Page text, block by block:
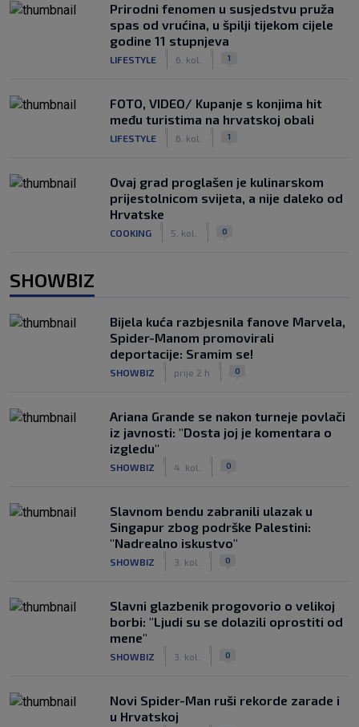
Prirodni fenomen u susjedstvu pruža
spas od vrućina, u špilji tijekom cijele
godine 11 stupnjeva
LIFESTYLE 6. kol. 1
FOTO, VIDEO/ Kupanje s konjima hit
među turistima na hrvatskoj obali
LIFESTYLE 6. kol. 1
Ovaj grad proglašen je kulinarskom
prijestolnicom svijeta, a nije daleko od
Hrvatske
COOKING 5. kol. 0
SHOWBIZ
Bijela kuća razbjesnila fanove Marvela,
Spider-Manom promovirali
deportacije: Sramim se!
SHOWBIZ prije 2 h 0
Ariana Grande se nakon turneje povlači
iz javnosti: "Dosta joj je komentara o
izgledu"
SHOWBIZ 4. kol. 0
Slavnom bendu zabranili ulazak u
Singapur zbog podrške Palestini:
"Nadrealno iskustvo"
SHOWBIZ 3. kol. 0
Slavni glazbenik progovorio o velikoj
borbi: "Ljudi su se dolazili oprostiti od
mene"
SHOWBIZ 3. kol. 0
Novi Spider-Man ruši rekorde zarade i
u Hrvatskoj